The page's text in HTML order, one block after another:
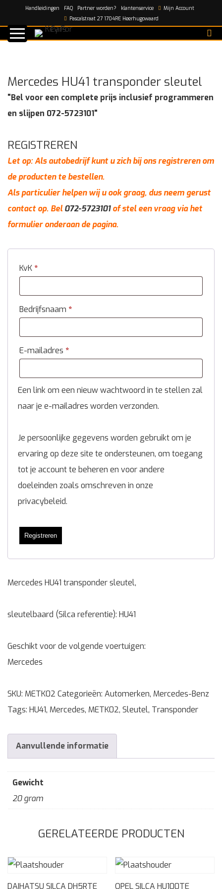
Handleidingen FAQ Partner worden? klantenservice
Mijn Account
Pascalstraat 27 1704RE Heerhugowaard
Home/shop/ Mercedes HU41 transponder sleutel
Mercedes HU41 transponder sleutel
"Bel voor een complete prijs inclusief programmeren
en slijpen 072-5723101"
REGISTREREN
Let op: Als autobedrijf kunt u zich bij ons registreren om
de producten te bestellen.
Als particulier helpen wij u ook graag, dus neem gerust
contact op. Bel072-5723101of stel een vraag via het
formulier onderaan de pagina.
KvK *
Bedrijfsnaam *
E-mailadres *
Een link om een nieuw wachtwoord in te stellen zal
naar je e-mailadres worden verzonden.
Je persoonlijke gegevens worden gebruikt om je
ervaring op deze site te ondersteunen, om toegang
tot je account te beheren en voor andere
doeleinden zoals omschreven in onze
privacybeleid.
Registreren
Mercedes HU41 transponder sleutel,
sleutelbaard (Silca referentie): HU41
Geschikt voor de volgende voertuigen:
Mercedes
SKU: METK02 Categorieën: Automerken, Mercedes-Benz
Tags: HU41, Mercedes, METK02, Sleutel, Transponder
Aanvullende informatie
Gewicht
20 gram
GERELATEERDE PRODUCTEN
DAIHATSU SILCA DH5RTE OPEL SILCA HU100TE